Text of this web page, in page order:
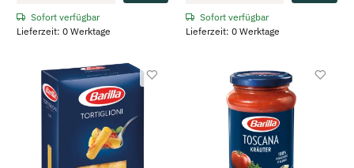
Sofort verfügbar
Lieferzeit: 0 Werktage
Sofort verfügbar
Lieferzeit: 0 Werktage